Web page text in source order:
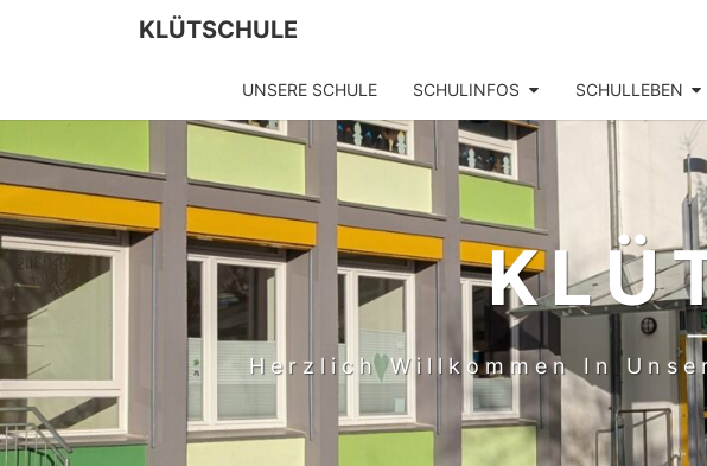
KLÜTSCHULE
UNSERE SCHULE SCHULINFOS SCHULLEBEN
Herzlich Willkommen In